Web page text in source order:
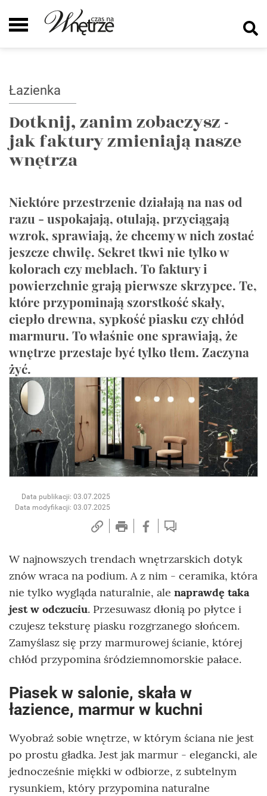
Łazienka
Dotknij, zanim zobaczysz -
jak faktury zmieniają nasze
wnętrza
Niektóre przestrzenie działają na nas od
razu - uspokajają, otulają, przyciągają
wzrok, sprawiają, że chcemy w nich zostać
jeszcze chwilę. Sekret tkwi nie tylko w
kolorach czy meblach. To faktury i
powierzchnie grają pierwsze skrzypce. Te,
które przypominają szorstkość skały,
ciepło drewna, sypkość piasku czy chłód
marmuru. To właśnie one sprawiają, że
wnętrze przestaje być tylko tłem. Zaczyna
żyć.
Data publikacji: 03.07.2025
Data modyfikacji: 03.07.2025
W najnowszych trendach wnętrzarskich dotyk
znów wraca na podium. A z nim - ceramika, która
nie tylko wygląda naturalnie, ale naprawdę taka
jest w odczuciu. Przesuwasz dłonią po płytce i
czujesz teksturę piasku rozgrzanego słońcem.
Zamyślasz się przy marmurowej ścianie, której
chłód przypomina śródziemnomorskie pałace.
Piasek w salonie, skała w
łazience, marmur w kuchni
Wyobraź sobie wnętrze, w którym ściana nie jest
po prostu gładka. Jest jak marmur - elegancki, ale
jednocześnie miękki w odbiorze, z subtelnym
rysunkiem, który przypomina naturalne